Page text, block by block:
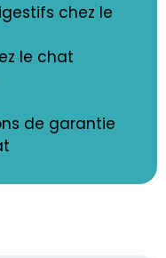
chez le
le chat
de garantie